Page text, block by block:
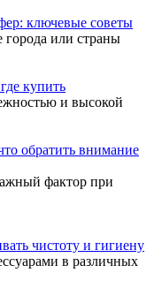
ключевые советы
города или страны
купить
и высокой
обратить внимание
фактор при
чистоту и гигиену
в различных